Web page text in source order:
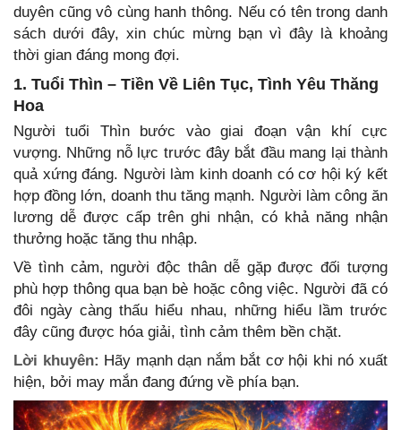
duyên cũng vô cùng hanh thông. Nếu có tên trong danh
sách dưới đây, xin chúc mừng bạn vì đây là khoảng
thời gian đáng mong đợi.
1. Tuổi Thìn – Tiền Về Liên Tục, Tình Yêu Thăng
Hoa
Người tuổi Thìn bước vào giai đoạn vận khí cực
vượng. Những nỗ lực trước đây bắt đầu mang lại thành
quả xứng đáng. Người làm kinh doanh có cơ hội ký kết
hợp đồng lớn, doanh thu tăng mạnh. Người làm công ăn
lương dễ được cấp trên ghi nhận, có khả năng nhận
thưởng hoặc tăng thu nhập.
Về tình cảm, người độc thân dễ gặp được đối tượng
phù hợp thông qua bạn bè hoặc công việc. Người đã có
đôi ngày càng thấu hiểu nhau, những hiểu lầm trước
đây cũng được hóa giải, tình cảm thêm bền chặt.
Lời khuyên: Hãy mạnh dạn nắm bắt cơ hội khi nó xuất
hiện, bởi may mắn đang đứng về phía bạn.